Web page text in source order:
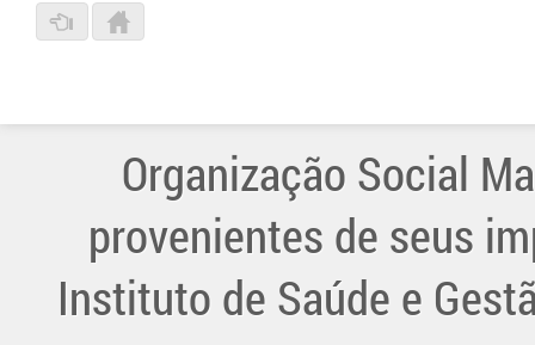
Organização Social
provenientes de seus
Instituto de Saúde e